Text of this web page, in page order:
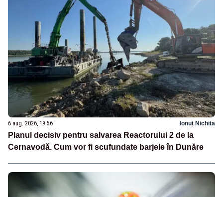
6 aug. 2026, 19:56 Ionuț Nichita
Planul decisiv pentru salvarea Reactorului 2 de la
Cernavodă. Cum vor fi scufundate barjele în Dunăre